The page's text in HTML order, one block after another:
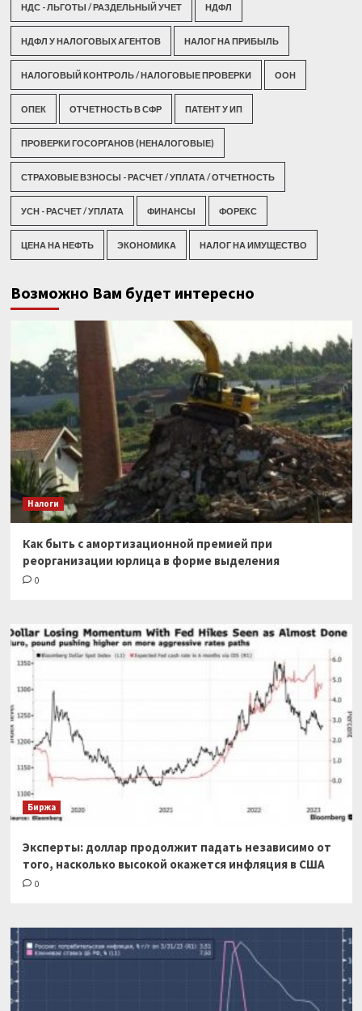
НДС - ЛЬГОТЫ / РАЗДЕЛЬНЫЙ УЧЕТ НДФЛ
НДФЛ У НАЛОГОВЫХ АГЕНТОВ НАЛОГ НА ПРИБЫЛЬ
НАЛОГОВЫЙ КОНТРОЛЬ / НАЛОГОВЫЕ ПРОВЕРКИ ООН
ОПЕК ОТЧЕТНОСТЬ В СФР ПАТЕНТ У ИП
ПРОВЕРКИ ГОСОРГАНОВ (НЕНАЛОГОВЫЕ)
СТРАХОВЫЕ ВЗНОСЫ - РАСЧЕТ / УПЛАТА / ОТЧЕТНОСТЬ
УСН - РАСЧЕТ / УПЛАТА ФИНАНСЫ ФОРЕКС
ЦЕНА НА НЕФТЬ ЭКОНОМИКА НАЛОГ НА ИМУЩЕСТВО
Возможно Вам будет интересно
Налоги
Как быть с амортизационной премией при
реорганизации юрлица в форме выделения
0
Биржа
Эксперты: доллар продолжит падать независимо от
того, насколько высокой окажется инфляция в США
0